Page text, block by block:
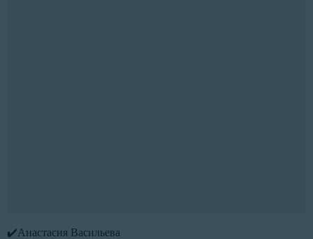
✔️Анастасия Васильева